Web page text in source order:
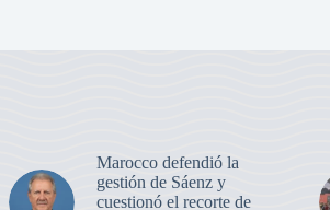
Marocco defendió la
gestión de Sáenz y
cuestionó el recorte de